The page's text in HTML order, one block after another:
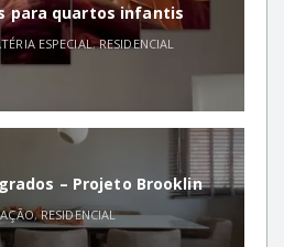
para quartos infantis
ESPECIAL,RESIDENCIAL
– Projeto Brooklin
,RESIDENCIAL